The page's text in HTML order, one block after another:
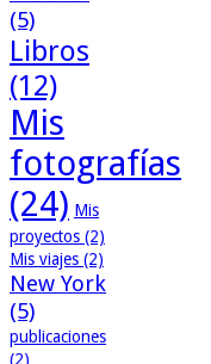
(5)
Libros
(12)
Mis
fotografías
(24) Mis
proyectos (2)
Mis viajes (2)
New York
(5)
publicaciones
(2)